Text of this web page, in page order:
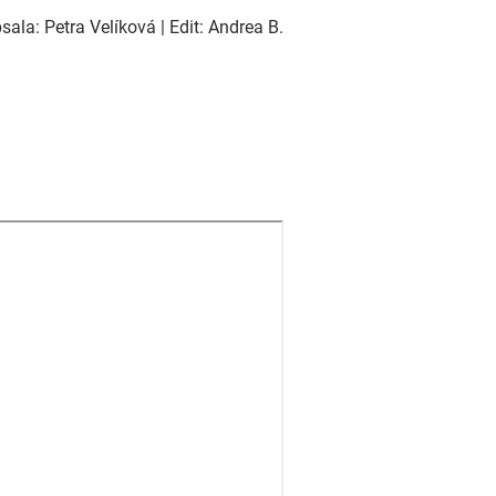
Petra Velíková | Edit: Andrea B.